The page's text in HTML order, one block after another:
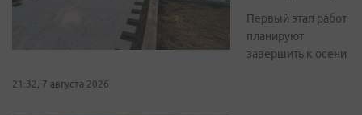
Первый этап работ
планируют
завершить к осени
21:32, 7 августа 2026